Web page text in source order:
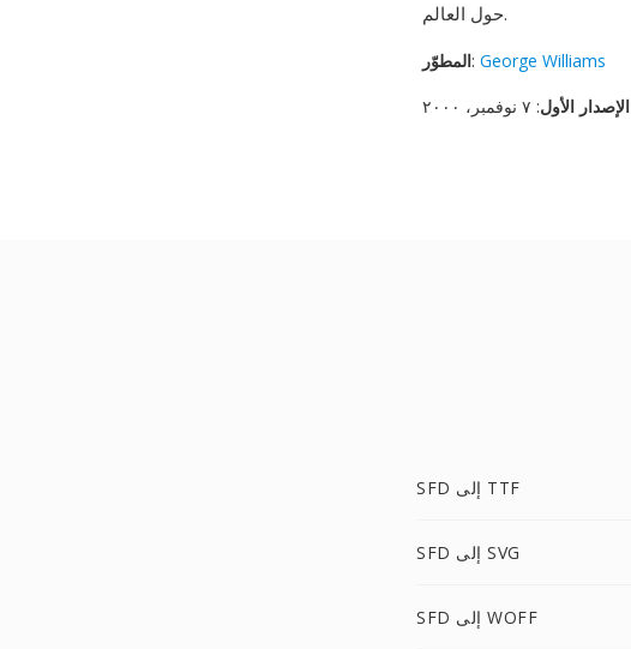
حول العالم.
المطوّر: George Williams
الإصدار الأول: ٧ نوفمبر، ٢٠٠٠
SFD إلى TTF
SFD إلى SVG
SFD إلى WOFF